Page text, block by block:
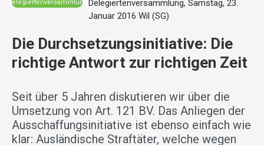
Delegiertenversammlung
Delegiertenversammlung, Samstag, 23.
Januar 2016 Wil (SG)
Die Durchsetzungsinitiative: Die
richtige Antwort zur richtigen Zeit
Seit über 5 Jahren diskutieren wir über die
Umsetzung von Art. 121 BV. Das Anliegen der
Ausschaffungsinitiative ist ebenso einfach wie
klar: Ausländische Straftäter, welche wegen